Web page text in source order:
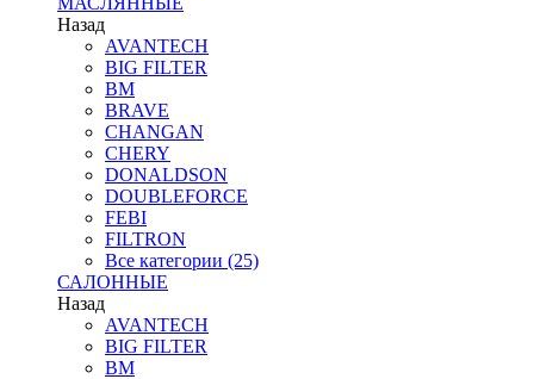
Назад
AVANTECH
BIG FILTER
BM
BRAVE
CHANGAN
CHERY
DONALDSON
DOUBLEFORCE
FEBI
FILTRON
Все категории (25)
САЛОННЫЕ
Назад
AVANTECH
BIG FILTER
BM